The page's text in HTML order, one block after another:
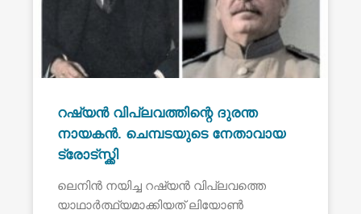
റഷ്യൻ വിപ്ലവത്തിന്റെ ദുരന്ത
നായകൻ. ചെമ്പടയുടെ നേതാവായ
ട്രോട്സ്ക്കി
ലെനിൻ നയിച്ച റഷ്യൻ വിപ്ലവത്തെ
യാഥാർത്ഥ്യമാക്കിയത് ലിയോൺ